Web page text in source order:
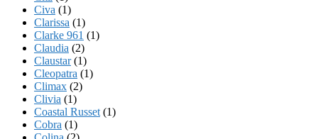
Civa (1)
Clarissa (1)
Clarke 961 (1)
Claudia (2)
Claustar(1)
Cleopatra (1)
Climax (2)
Clivia (1)
Coastal Russet (1)
Cobra (1)